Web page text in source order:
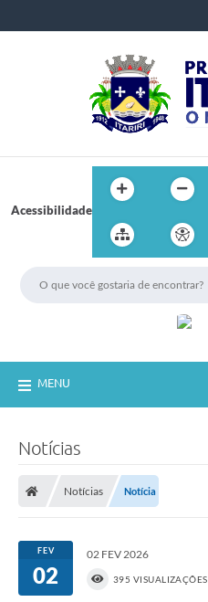
Acessibilidade
MENU
Notícias
Notícias Notícia
FEV
02
02 FEV 2026
395 VISUALIZAÇÕES